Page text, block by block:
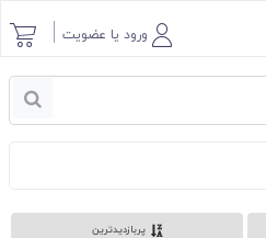
ورود یا عضویت
پربازدیدترین